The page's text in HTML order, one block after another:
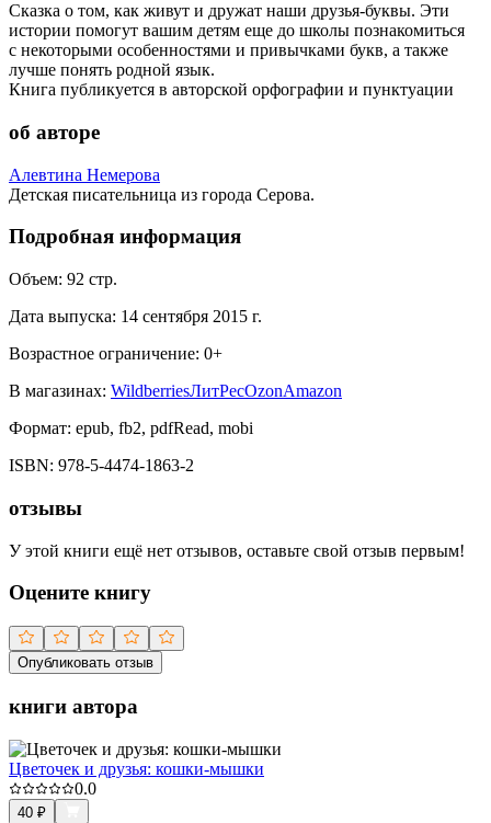
Сказка о том, как живут и дружат наши друзья-буквы. Эти
истории помогут вашим детям еще до школы познакомиться
с некоторыми особенностями и привычками букв, а также
лучше понять родной язык.
Книга публикуется в авторской орфографии и пунктуации
об авторе
Алевтина Немерова
Детская писательница из города Серова.
Подробная информация
Объем: 92 стр.
Дата выпуска: 14 сентября 2015 г.
Возрастное ограничение: 0+
В магазинах: WildberriesЛитРесOzonAmazon
Формат: epub, fb2, pdfRead, mobi
ISBN: 978-5-4474-1863-2
отзывы
У этой книги ещё нет отзывов, оставьте свой отзыв первым!
Оцените книгу
Опубликовать отзыв
книги автора
Цветочек и друзья: кошки-мышки
0.0
40 ₽